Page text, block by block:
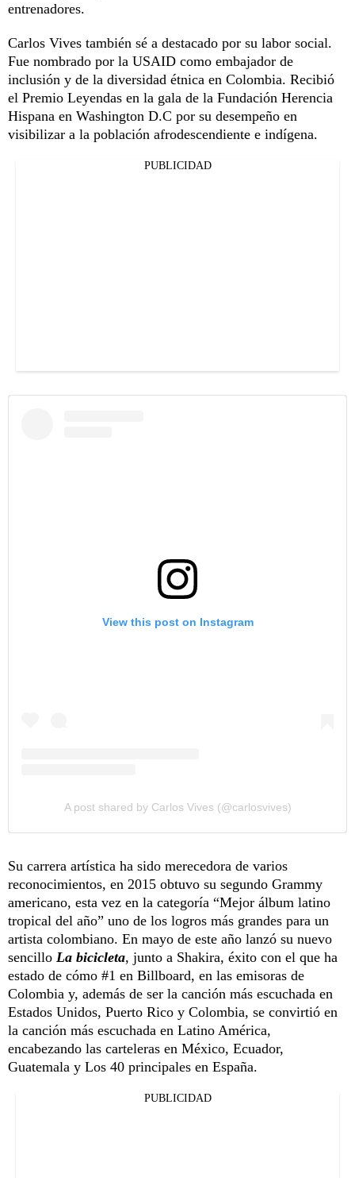
entrenadores.
Carlos Vives también sé a destacado por su labor social.
Fue nombrado por la USAID como embajador de
inclusión y de la diversidad étnica en Colombia. Recibió
el Premio Leyendas en la gala de la Fundación Herencia
Hispana en Washington D.C por su desempeño en
visibilizar a la población afrodescendiente e indígena.
PUBLICIDAD
View this post on Instagram
A post shared by Carlos Vives (@carlosvives)
Su carrera artística ha sido merecedora de varios
reconocimientos, en 2015 obtuvo su segundo Grammy
americano, esta vez en la categoría “Mejor álbum latino
tropical del año” uno de los logros más grandes para un
artista colombiano. En mayo de este año lanzó su nuevo
sencillo La bicicleta, junto a Shakira, éxito con el que ha
estado de cómo #1 en Billboard, en las emisoras de
Colombia y, además de ser la canción más escuchada en
Estados Unidos, Puerto Rico y Colombia, se convirtió en
la canción más escuchada en Latino América,
encabezando las carteleras en México, Ecuador,
Guatemala y Los 40 principales en España.
PUBLICIDAD